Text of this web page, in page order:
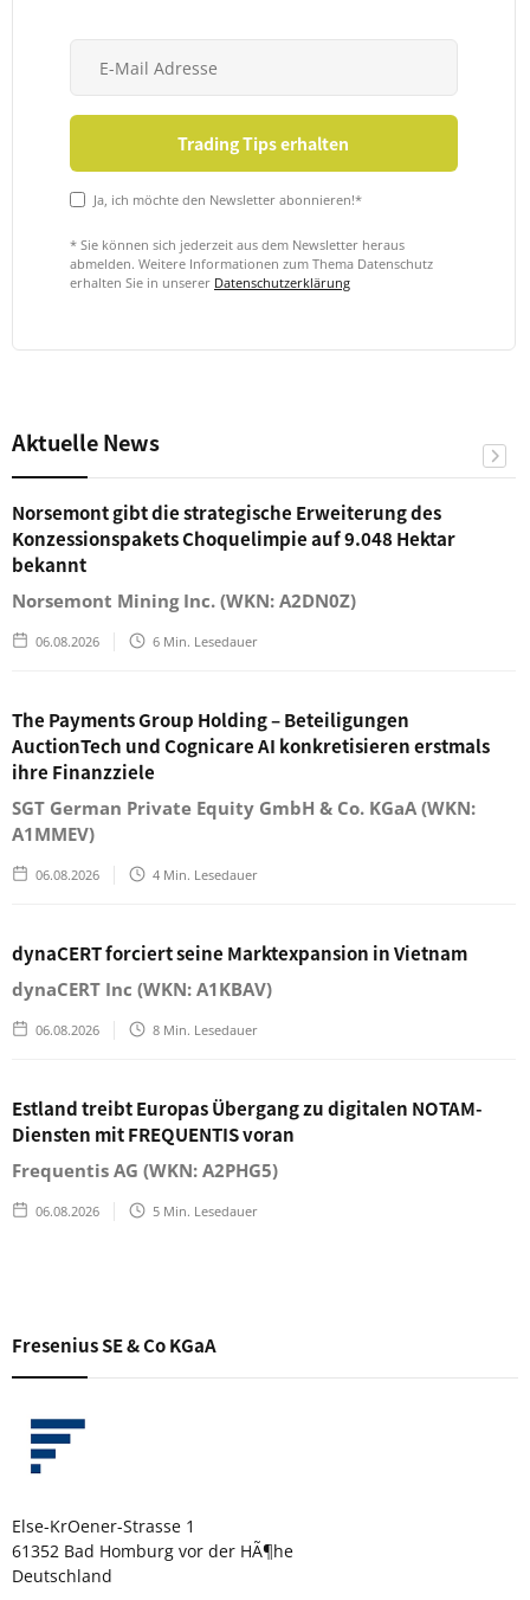
Ja, ich möchte den Newsletter abonnieren!*
* Sie können sich jederzeit aus dem Newsletter heraus
abmelden. Weitere Informationen zum Thema Datenschutz
erhalten Sie in unserer Datenschutzerklärung
Aktuelle News
Norsemont gibt die strategische Erweiterung des
Konzessionspakets Choquelimpie auf 9.048 Hektar
bekannt
Norsemont Mining Inc. (WKN: A2DN0Z)
06.08.2026 6 Min. Lesedauer
The Payments Group Holding – Beteiligungen
AuctionTech und Cognicare AI konkretisieren erstmals
ihre Finanzziele
SGT German Private Equity GmbH & Co. KGaA (WKN:
A1MMEV)
06.08.2026 4 Min. Lesedauer
dynaCERT forciert seine Marktexpansion in Vietnam
dynaCERT Inc (WKN: A1KBAV)
06.08.2026 8 Min. Lesedauer
Estland treibt Europas Übergang zu digitalen NOTAM-
Diensten mit FREQUENTIS voran
Frequentis AG (WKN: A2PHG5)
06.08.2026 5 Min. Lesedauer
Fresenius SE & Co KGaA
Else-KrOener-Strasse 1
61352 Bad Homburg vor der HÃ¶he
Deutschland